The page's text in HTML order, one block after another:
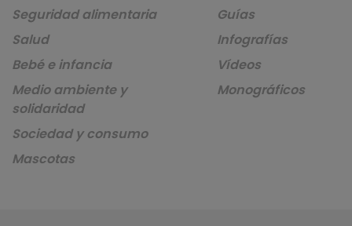
Seguridad alimentaria
Salud
Bebé e infancia
Medio ambiente y
solidaridad
Sociedad y consumo
Mascotas
Guías
Infografías
Vídeos
Monográficos